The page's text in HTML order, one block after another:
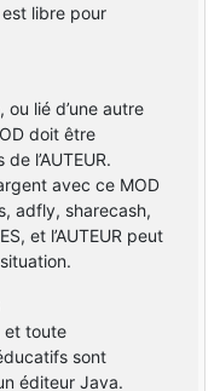
libre pour
lié d’une autre
doit être
l’AUTEUR.
avec ce MOD
adfly, sharecash,
et l’AUTEUR peut
et toute
sont
éditeur Java.